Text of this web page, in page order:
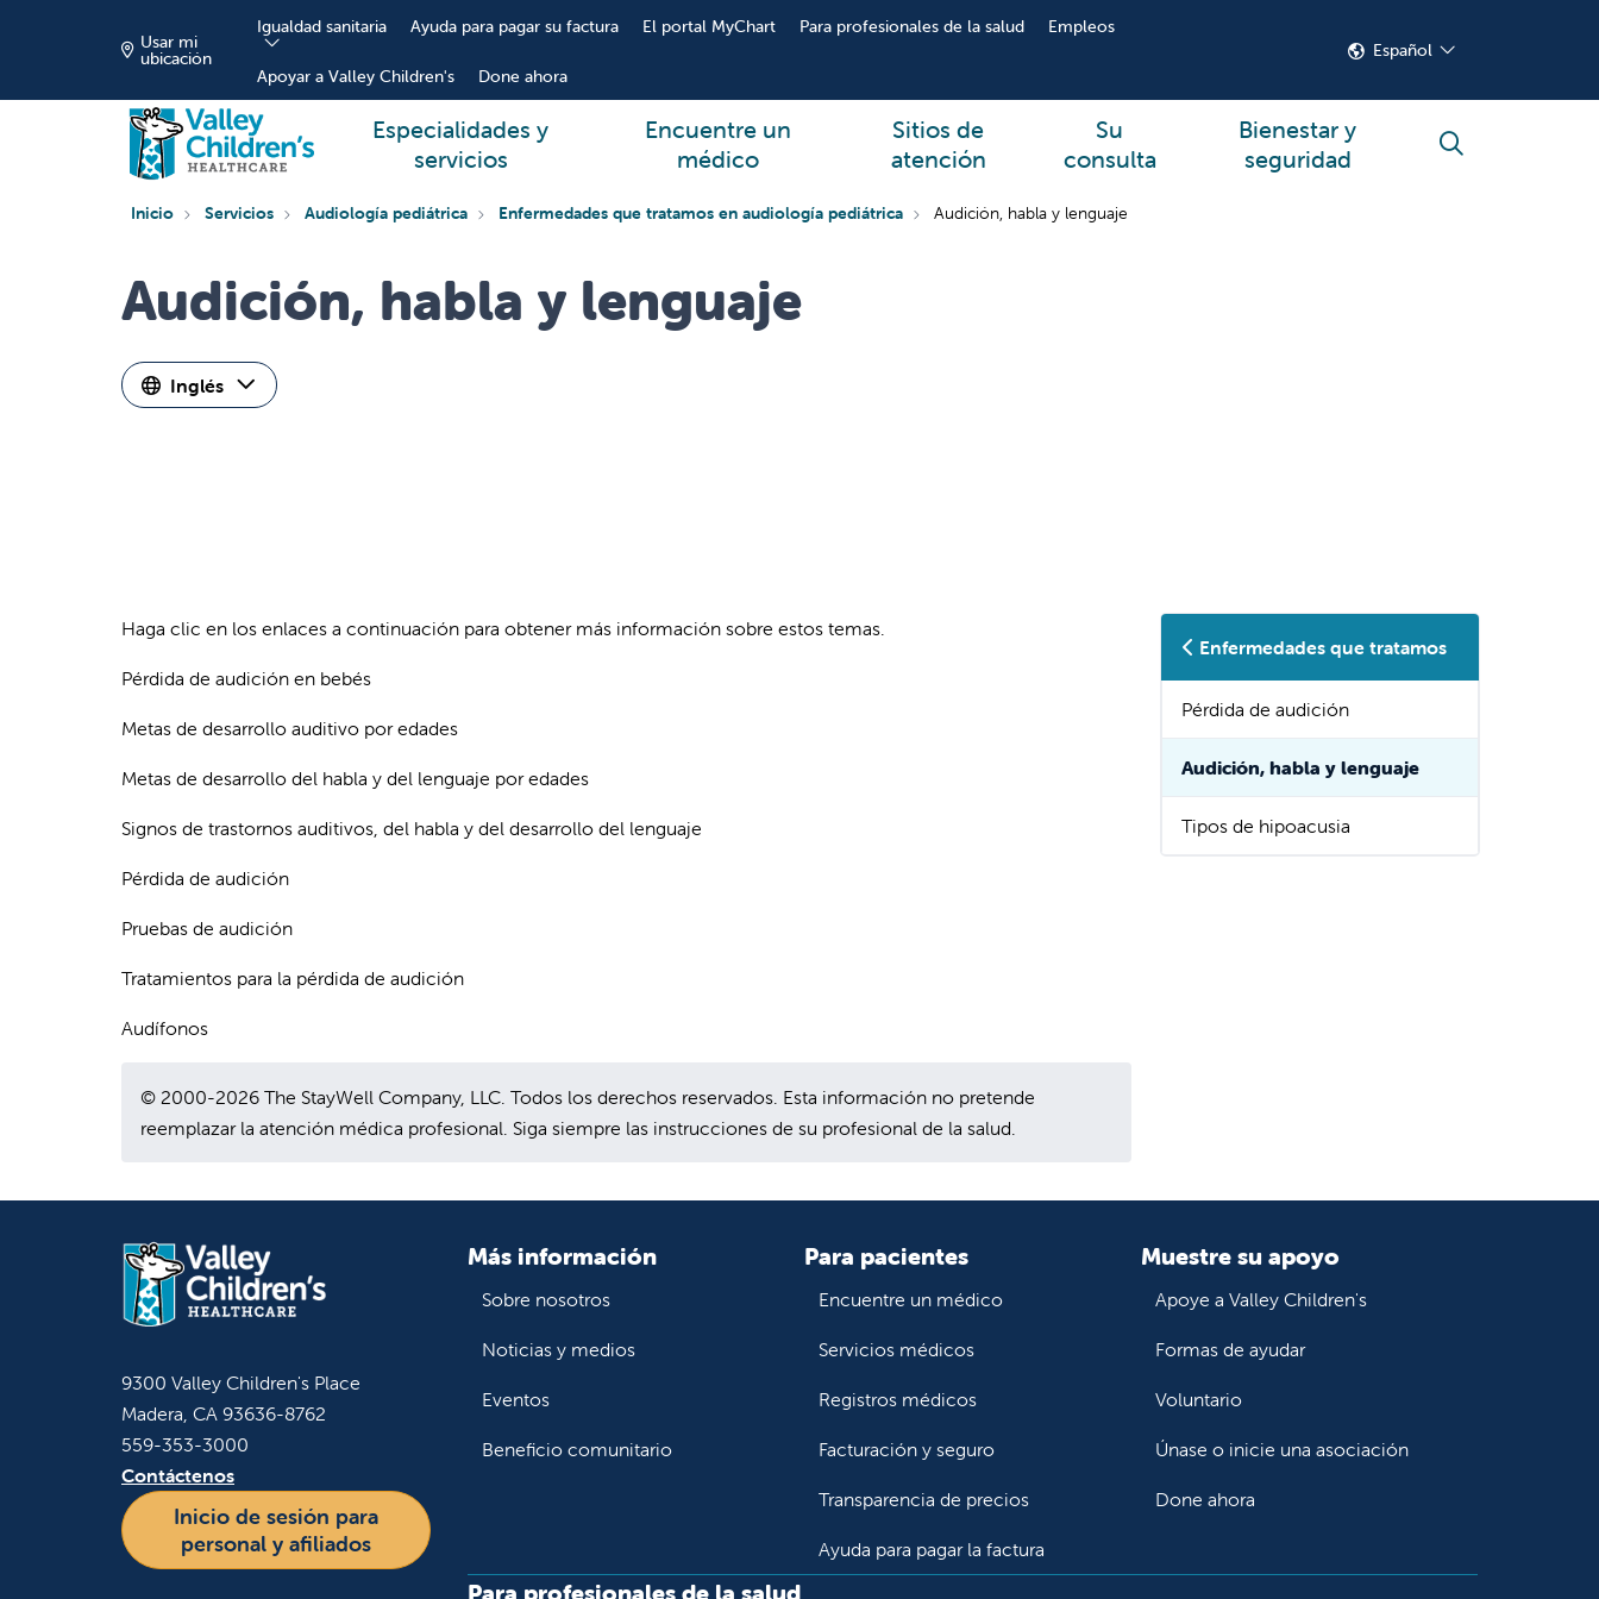
Usar mi
ubicación
Igualdad sanitaria Ayuda para pagar su factura El portal MyChart Para profesionales de la salud Empleos
Apoyar a Valley Children's Done ahora
Español
Especialidades y
servicios
Encuentre un
médico
Sitios de
atención
Su
consulta
Bienestar y
seguridad
buscar
Inicio Servicios Audiología pediátrica Enfermedades que tratamos en audiología pediátrica Audición, habla y lenguaje
Audición, habla y lenguaje
Inglés
Haga clic en los enlaces a continuación para obtener más información sobre estos temas.
Pérdida de audición en bebés
Metas de desarrollo auditivo por edades
Metas de desarrollo del habla y del lenguaje por edades
Signos de trastornos auditivos, del habla y del desarrollo del lenguaje
Pérdida de audición
Pruebas de audición
Tratamientos para la pérdida de audición
Audífonos
© 2000-2026 The StayWell Company, LLC. Todos los derechos reservados. Esta información no pretende
reemplazar la atención médica profesional. Siga siempre las instrucciones de su profesional de la salud.
Enfermedades que tratamos
Pérdida de audición
Audición, habla y lenguaje
Tipos de hipoacusia
9300 Valley Children's Place
Madera, CA 93636-8762
559-353-3000
Contáctenos
Inicio de sesión para
personal y afiliados
Más información
Sobre nosotros
Noticias y medios
Eventos
Beneficio comunitario
Para pacientes
Encuentre un médico
Servicios médicos
Registros médicos
Facturación y seguro
Transparencia de precios
Ayuda para pagar la factura
Muestre su apoyo
Apoye a Valley Children's
Formas de ayudar
Voluntario
Únase o inicie una asociación
Done ahora
Para profesionales de la salud